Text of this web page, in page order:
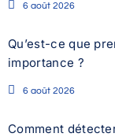
6 août 2026
Qu’est-ce que
importance ?
6 août 2026
Comment